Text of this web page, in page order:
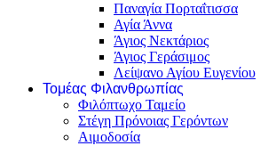
Παναγία Πορταΐτισσα
Αγία Άννα
Άγιος Νεκτάριος
Άγιος Γεράσιμος
Λείψανο Αγίου Ευγενίου
Τομέας Φιλανθρωπίας
Φιλόπτωχο Ταμείο
Στέγη Πρόνοιας Γερόντων
Αιμοδοσία